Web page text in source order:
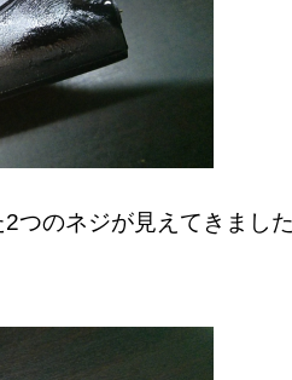
つのネジが見えてきました